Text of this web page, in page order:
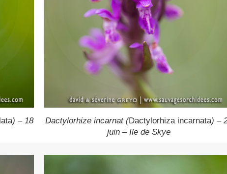
) – 18
Dactylorhize incarnat (Dactylorhiza incarnata) –
juin – Ile de Skye